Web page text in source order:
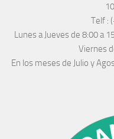
Telf :
Lunes a Jueves de 8:00 a
Viernes
En los meses de Julio y